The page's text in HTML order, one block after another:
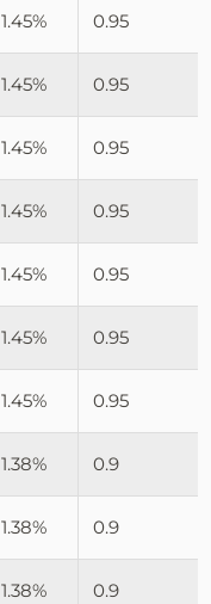
1.45% 0.95
1.45% 0.95
1.45% 0.95
1.45% 0.95
1.45% 0.95
1.45% 0.95
1.45% 0.95
1.38% 0.9
1.38% 0.9
1.38% 0.9